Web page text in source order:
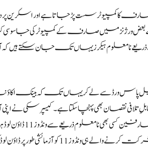
ہی صارف کا کمپیوٹر سست پڑ جاتا ہے اور اسکرین پر
کی بھرمار ہوجاتی ہے۔یہی نہیں بلکہ جعلی ونڈوز 11 کے بعض ورژنز میں صارف کے کمپیوٹر
نامعلوم ہیکرز یہاں تک جان سکتے ہیں
پاس ورڈ سے لے کر یہاں تک کہ بینک
نقصان بھی پہنچا سکتا ہے۔کیسپرسکی نے
سائٹ پر ایک حالیہ بلاگ میں خبردار کیا
کیونکہ صرف مائیکروسافٹ “ونڈوز انسائیڈر” پروگرام میں شرکت کرنے